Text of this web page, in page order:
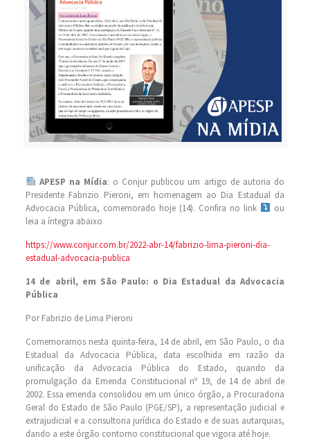
APESP na Mídia: o Conjur publicou um artigo de autoria do
Presidente Fabrizio Pieroni, em homenagem ao Dia Estadual da
Advocacia Pública, comemorado hoje (14). Confira no link
ou
leia a íntegra abaixo
https://www.conjur.com.br/2022-abr-14/fabrizio-lima-pieroni-dia-
estadual-advocacia-publica
14 de abril, em São Paulo: o Dia Estadual da Advocacia
Pública
Por Fabrizio de Lima Pieroni
Comemoramos nesta quinta-feira, 14 de abril, em São Paulo, o dia
Estadual da Advocacia Pública, data escolhida em razão da
unificação da Advocacia Pública do Estado, quando da
promulgação da Emenda Constitucional nº 19, de 14 de abril de
2002. Essa emenda consolidou em um único órgão, a Procuradoria
Geral do Estado de São Paulo (PGE/SP), a representação judicial e
extrajudicial e a consultoria jurídica do Estado e de suas autarquias,
dando a este órgão contorno constitucional que vigora até hoje.